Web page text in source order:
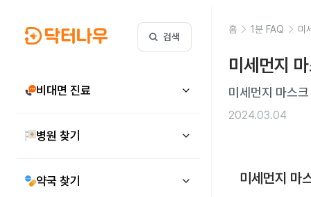
검색
비대면 진료
병원 찾기
약국 찾기
홈 1분 FAQ 미
미세먼지
미세먼지 마스
2024.03.04
미세먼지 마